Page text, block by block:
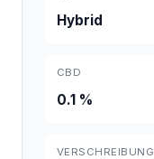
Hybrid
CBD
0.1 %
VERSCHREIBUNG